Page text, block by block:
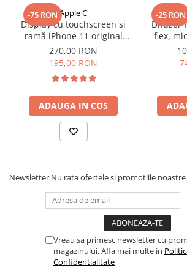
iPad Pro 11 Gen. 3 (2021)
iPad Pro 11 Gen. 4 (2022)
iPad Pro 12.9 Gen. 1 (2015)
iPad Pro 12.9 Gen. 3 (2018)
iPad Pro 12.9 Gen. 4 (2020)
iPad Pro 12.9 Gen. 5 (2021)
iPad Pro 12.9 Gen. 6 (2022)
iPad Pro 9.7 (2016)
Componente iWatch
Apple Watch 2 (38mm)
Apple Watch 2 (42mm)
Apple Watch 4 (40mm)
Apple Watch 4 (44mm)
-75 RON Apple C
Display cu touchscreen și
ramă iPhone 11 original
reconditionat
270,00 RON
195,00 RON
ADAUGA IN COS
-25 RON
Difuzor
flex,
Newsletter Nu rata ofertele si promotiile noastre
Vreau sa primesc newsletter cu
magazinului. Afla mai multe in
Confidentialitate